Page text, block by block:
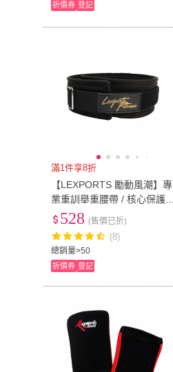
折價券 登記
滿1件享8折
【LEXPORTS 勵動風潮】專
業重訓舉重腰帶 / 核心保護
型(腰帶 核心 保護 健身 重訓
總銷量>50
528 (售價已折)
(8)
折價券 登記